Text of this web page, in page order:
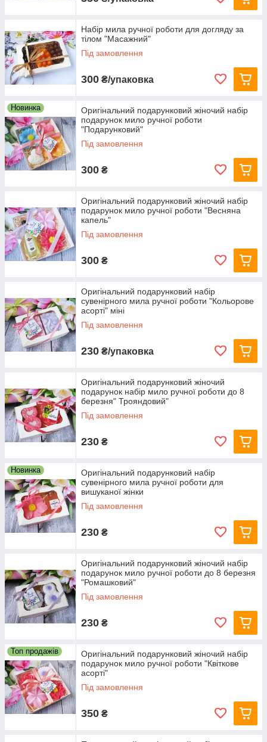
Набір мила ручної роботи для догляду за
тілом "Масажний"
Під замовлення
300 ₴/упаковка
Новинка
Оригінальний подарунковий жіночий набір
подарунок мило ручної роботи
"Подарунковий"
Під замовлення
300 ₴
Оригінальний подарунковий жіночий набір
подарунок мило ручної роботи "Весняна
капель"
Під замовлення
300 ₴
Оригінальний подарунковий набір
сувенірного мила ручної роботи "Кольорове
асорті" міні
Під замовлення
230 ₴/упаковка
Оригінальний подарунковий жіночий
подарунок набір мило ручної роботи до 8
березня" Трояндовий"
Під замовлення
230 ₴
Новинка
Оригінальний подарунковий набір
сувенірного мила ручної роботи для
вишуканої жінки
Під замовлення
230 ₴
Оригінальний подарунковий жіночий набір
подарунок мило ручної роботи до 8 березня
"Ромашковий"
Під замовлення
230 ₴
Топ продажів
Оригінальний подарунковий жіночий набір
подарунок мило ручної роботи "Квіткове
асорті"
Під замовлення
350 ₴